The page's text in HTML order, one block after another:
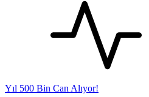
Yıl 500 Bin Can Alıyor!